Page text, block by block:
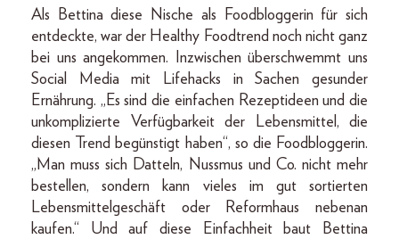
Als Bettina diese Nische als Foodbloggerin für sich
entdeckte, war der Healthy Foodtrend noch nicht ganz
bei uns angekommen. Inzwischen überschwemmt uns
Social Media mit Lifehacks in Sachen gesunder
Ernährung. „Es sind die einfachen Rezeptideen und die
unkomplizierte Verfügbarkeit der Lebensmittel, die
diesen Trend begünstigt haben“, so die Foodbloggerin.
„Man muss sich Datteln, Nussmus und Co. nicht mehr
bestellen, sondern kann vieles im gut sortierten
Lebensmittelgeschäft oder Reformhaus nebenan
kaufen.“ Und auf diese Einfachheit baut Bettina